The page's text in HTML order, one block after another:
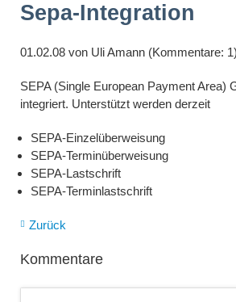
Sepa-Integration
01.02.08von Uli Amann (Kommentare: 1)
SEPA (Single European Payment Area)
integriert. Unterstützt werden derzeit
SEPA-Einzelüberweisung
SEPA-Terminüberweisung
SEPA-Lastschrift
SEPA-Terminlastschrift
Zurück
Kommentare